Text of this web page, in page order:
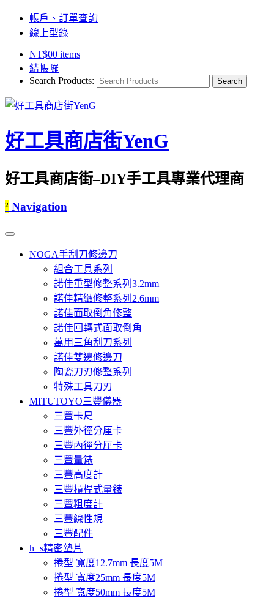
帳戶、訂單查詢
線上型錄
NT$00 items
結帳囉
Search Products:
好工具商店街YenG
好工具商店街–DIY手工具專業代理商
² Navigation
NOGA手刮刀修邊刀
組合工具系列
諾佳重型修整系列3.2mm
諾佳精緻修整系列2.6mm
諾佳面取倒角修整
諾佳回轉式面取倒角
萬用三角刮刀系列
諾佳雙邊修邊刀
陶瓷刀刃修整系列
特殊工具刀刃
MITUTOYO三豐儀器
三豐卡尺
三豐外徑分厘卡
三豐內徑分厘卡
三豐量錶
三豐高度計
三豐槓桿式量錶
三豐粗度計
三豐線性規
三豐配件
h+s精密墊片
捲型 寬度12.7mm 長度5M
捲型 寬度25mm 長度5M
捲型 寬度50mm 長度5M